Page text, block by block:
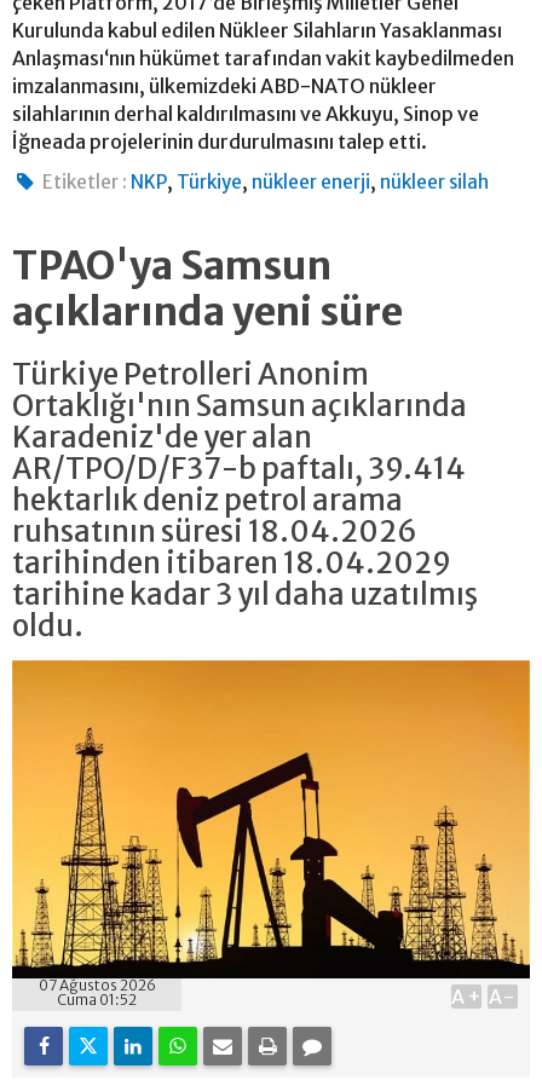
Kurulunda kabul edilen Nükleer Silahların Yasaklanması
Anlaşması‘nın hükümet tarafından vakit kaybedilmeden
imzalanmasını, ülkemizdeki ABD-NATO nükleer
silahlarının derhal kaldırılmasını ve Akkuyu, Sinop ve
İğneada projelerinin durdurulmasını talep etti.
Etiketler : NKP, Türkiye, nükleer enerji, nükleer silah
TPAO'ya Samsun
açıklarında yeni süre
Türkiye Petrolleri Anonim
Ortaklığı'nın Samsun açıklarında
Karadeniz'de yer alan
AR/TPO/D/F37-b paftalı, 39.414
hektarlık deniz petrol arama
ruhsatının süresi 18.04.2026
tarihinden itibaren 18.04.2029
tarihine kadar 3 yıl daha uzatılmış
oldu.
07 Ağustos 2026
Cuma 01:52
A+ A-